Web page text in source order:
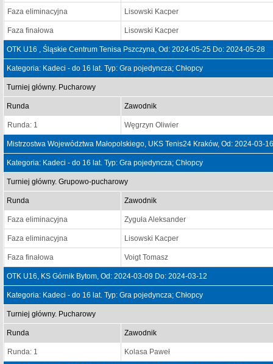
Faza eliminacyjna Lisowski Kacper
Faza finałowa Lisowski Kacper
OTK U16 , Śląskie Centrum Tenisa Pszczyna, Od: 2024-05-25 Do: 2024-05-28
Kategoria: Kadeci - do 16 lat. Typ: Gra pojedyncza; Chłopcy
Turniej główny. Pucharowy
Runda Zawodnik
Runda: 1 Węgrzyn Oliwier
Mistrzostwa Województwa Małopolskiego, UKS Tenis24 Kraków, Od: 2024-03-
Kategoria: Kadeci - do 16 lat. Typ: Gra pojedyncza; Chłopcy
Turniej główny. Grupowo-pucharowy
Runda Zawodnik
Faza eliminacyjna Zyguła Aleksander
Faza eliminacyjna Lisowski Kacper
Faza finałowa Voigt Tomasz
OTK U16, KS Górnik Bytom, Od: 2024-03-09 Do: 2024-03-12
Kategoria: Kadeci - do 16 lat. Typ: Gra pojedyncza; Chłopcy
Turniej główny. Pucharowy
Runda Zawodnik
Runda: 1 Kolasa Paweł